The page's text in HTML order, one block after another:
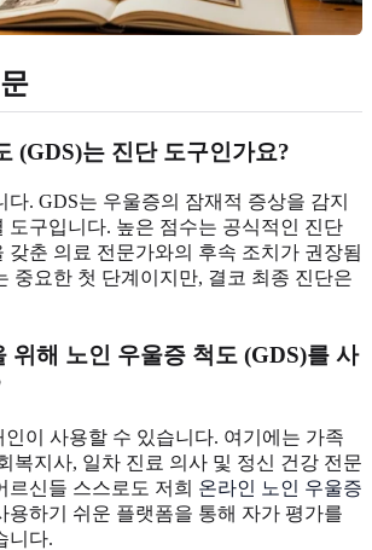
(GDS)는 진단 도구인가요?
다. GDS는 우울증의 잠재적 증상을 감지
도구입니다. 높은 점수는 공식적인 진단
갖춘 의료 전문가와의 후속 조치가 권장됨
중요한 첫 단계이지만, 결코 최종 진단은
위해 노인 우울증 척도 (GDS)를 사
이 사용할 수 있습니다. 여기에는 가족
복지사, 일차 진료 의사 및 정신 건강 전문
르신들 스스로도 저희 온라인 노인 우울증
용하기 쉬운 플랫폼을 통해 자가 평가를
니다.